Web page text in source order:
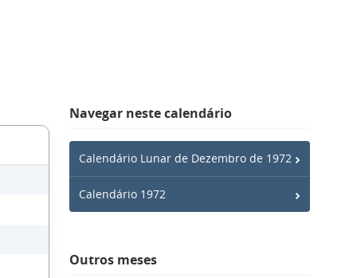
Navegar neste calendário
Calendário Lunar de Dezembro de 1972
Calendário 1972
Outros meses